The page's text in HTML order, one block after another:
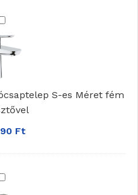
k)S-
S-es Méret fém
Ft
30